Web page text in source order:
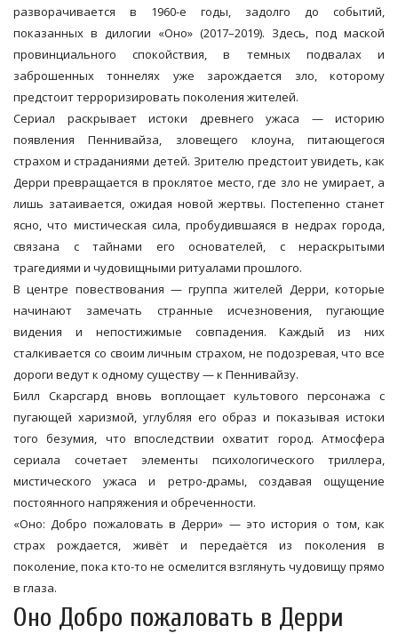
разворачивается в 1960-е годы, задолго до событий,
показанных в дилогии «Оно» (2017–2019). Здесь, под маской
провинциального спокойствия, в темных подвалах и
заброшенных тоннелях уже зарождается зло, которому
предстоит терроризировать поколения жителей.
Сериал раскрывает истоки древнего ужаса — историю
появления Пеннивайза, зловещего клоуна, питающегося
страхом и страданиями детей. Зрителю предстоит увидеть, как
Дерри превращается в проклятое место, где зло не умирает, а
лишь затаивается, ожидая новой жертвы. Постепенно станет
ясно, что мистическая сила, пробудившаяся в недрах города,
связана с тайнами его основателей, с нераскрытыми
трагедиями и чудовищными ритуалами прошлого.
В центре повествования — группа жителей Дерри, которые
начинают замечать странные исчезновения, пугающие
видения и непостижимые совпадения. Каждый из них
сталкивается со своим личным страхом, не подозревая, что все
дороги ведут к одному существу — к Пеннивайзу.
Билл Скарсгард вновь воплощает культового персонажа с
пугающей харизмой, углубляя его образ и показывая истоки
того безумия, что впоследствии охватит город. Атмосфера
сериала сочетает элементы психологического триллера,
мистического ужаса и ретро-драмы, создавая ощущение
постоянного напряжения и обреченности.
«Оно: Добро пожаловать в Дерри» — это история о том, как
страх рождается, живёт и передаётся из поколения в
поколение, пока кто-то не осмелится взглянуть чудовищу прямо
в глаза.
Оно Добро пожаловать в Дерри